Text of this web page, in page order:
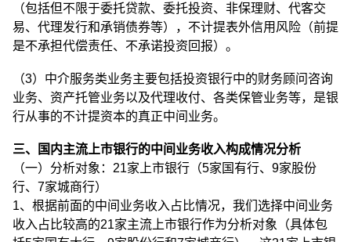
（包括但不限于委托贷款、委托投资、非保理财、代客交
易、代理发行和承销债券等），不计提表外信用风险（前提
是不承担代偿责任、不承诺投资回报）。
（3）中介服务类业务主要包括投资银行中的财务顾问咨询
业务、资产托管业务以及代理收付、各类保管业务等，是银
行从事的不计提资本的真正中间业务。
三、国内主流上市银行的中间业务收入构成情况分析
（一）分析对象：21家上市银行（5家国有行、9家股份
行、7家城商行）
1、根据前面的中间业务收入占比情况，我们选择中间业务
收入占比较高的21家主流上市银行作为分析对象（具体包